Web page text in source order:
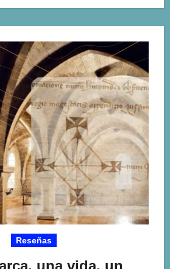
Reseñas
una vida, un